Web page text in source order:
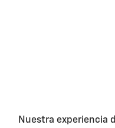
Nuestra experiencia